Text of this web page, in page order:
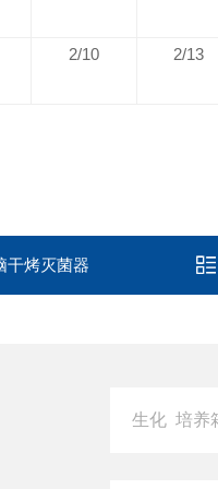
2/10 2/13
干烤灭菌器